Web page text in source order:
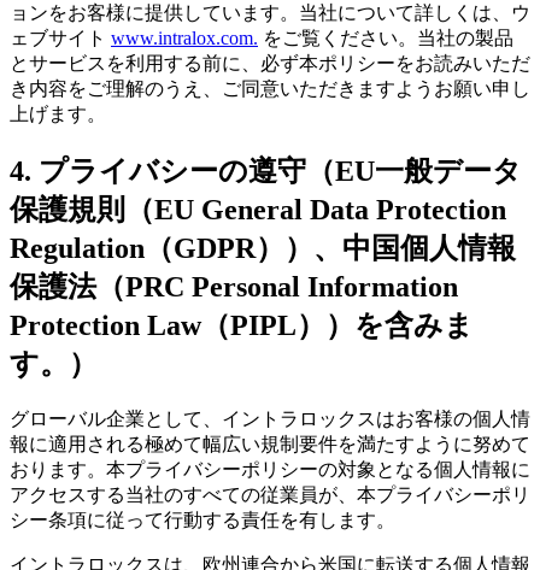
ョンをお客様に提供しています。当社について詳しくは、ウ
ェブサイト www.intralox.com. をご覧ください。当社の製品
とサービスを利用する前に、必ず本ポリシーをお読みいただ
き内容をご理解のうえ、ご同意いただきますようお願い申し
上げます。
4. プライバシーの遵守（EU一般データ
保護規則（EU General Data Protection
Regulation（GDPR））、中国個人情報
保護法（PRC Personal Information
Protection Law（PIPL））を含みま
す。）
グローバル企業として、イントラロックスはお客様の個人情
報に適用される極めて幅広い規制要件を満たすように努めて
おります。本プライバシーポリシーの対象となる個人情報に
アクセスする当社のすべての従業員が、本プライバシーポリ
シー条項に従って行動する責任を有します。
イントラロックスは、欧州連合から米国に転送する個人情報